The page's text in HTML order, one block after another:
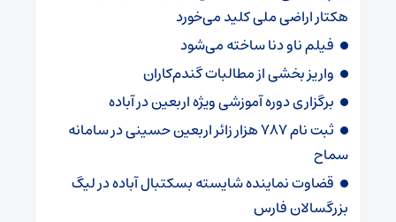
هکتار اراضی ملی کلید می‌خورد
فیلم ناو دنا ساخته‌ می‌شود
واریز بخشی از مطالبات گندم‌کاران
برگزاری دوره آموزشی ویژه اربعین در آباده
ثبت نام ۷۸۷ هزار زائر اربعین حسینی در سامانه
سماح
قضاوت نماینده شایسته بسکتبال آباده در لیگ
بزرگسالان فارس